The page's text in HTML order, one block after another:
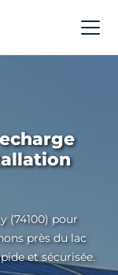
(74100) pour
près du lac
et sécurisée.